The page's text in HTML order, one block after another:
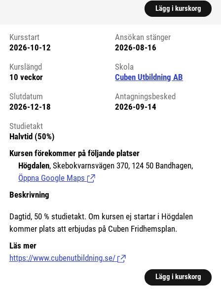
Lägg i kurskorg
Kursstart 6110114
Kursstart
2026-10-12
Ansökan stänger
2026-08-16
Kurslängd
10 veckor
Skola
Cuben Utbildning AB
Slutdatum
2026-12-18
Antagningsbesked
2026-09-14
Studietakt
Halvtid (50%)
Kursen förekommer på följande platser
Högdalen, Skebokvarnsvägen 370, 124 50 Bandhagen,
Öppna Google Maps (Länk till extern sida.)
Beskrivning
Dagtid, 50 % studietakt. Om kursen ej startar i Högdalen
kommer plats att erbjudas på Cuben Fridhemsplan.
Läs mer
https://www.cubenutbildning.se/ (Länk till extern sida.)
Lägg i kurskorg